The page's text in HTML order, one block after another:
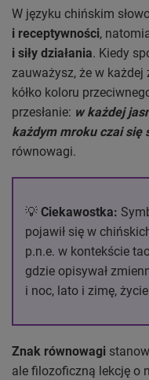
W języku chińskim
i receptywności,
i siły działania. Kiedy
zauważysz, że w każdej
kółko koloru
przesłanie: w każdej
każdym mroku czai się
równowagi.
💡 Ciekawostka:
pojawił się w
p.n.e. w kontekście
gdzie opisywał
i noc, lato i zimę,
Znak równowagi
ale filozoficzną lekcję o